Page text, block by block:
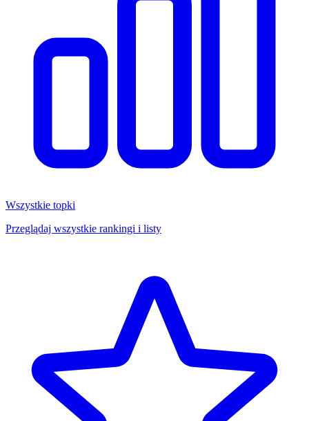
Wszystkie topki
Przeglądaj wszystkie rankingi i listy